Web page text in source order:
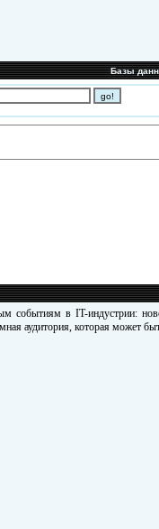
Базы
событиям в IT-индустрии:
аудитория, которая может